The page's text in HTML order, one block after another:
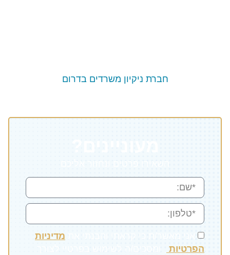
חברת ניקיון משרדים בדרום
מעוניינים?
השאירו פרטים ונחזור אליכם
אני מאשר/ת כי קראתי והבנתי את מדיניות
הפרטיות , ומסכים/ה לשימוש בפרטיי לצורך